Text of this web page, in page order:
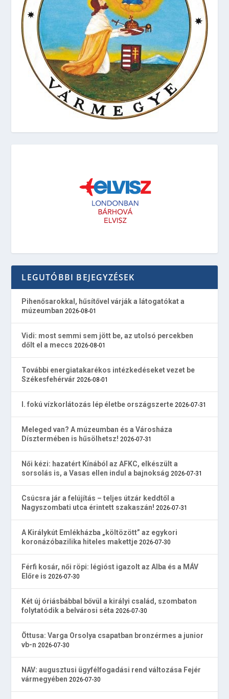
LEGUTÓBBI BEJEGYZÉSEK
Pihenősarokkal, hűsítővel várják a látogatókat a
múzeumban 2026-08-01
Vidi: most semmi sem jött be, az utolsó percekben
dőlt el a meccs 2026-08-01
További energiatakarékos intézkedéseket vezet be
Székesfehérvár 2026-08-01
I. fokú vízkorlátozás lép életbe országszerte 2026-07-31
Meleged van? A múzeumban és a Városháza
Dísztermében is hűsölhetsz! 2026-07-31
Női kézi: hazatért Kínából az AFKC, elkészült a
sorsolás is, a Vasas ellen indul a bajnokság 2026-07-31
Csúcsra jár a felújítás – teljes útzár keddtől a
Nagyszombati utca érintett szakaszán! 2026-07-31
A Királykút Emlékházba „költözött” az egykori
koronázóbazilika hiteles makettje 2026-07-30
Férfi kosár, női röpi: légióst igazolt az Alba és a MÁV
Előre is 2026-07-30
Két új óriásbábbal bővül a királyi család, szombaton
folytatódik a belvárosi séta 2026-07-30
Öttusa: Varga Orsolya csapatban bronzérmes a junior
vb-n 2026-07-30
NAV: augusztusi ügyfélfogadási rend változása Fejér
vármegyében 2026-07-30